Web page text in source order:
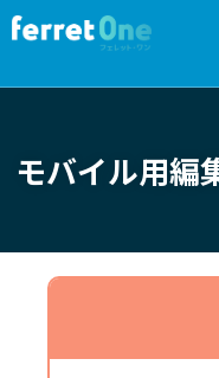
モバイル用編